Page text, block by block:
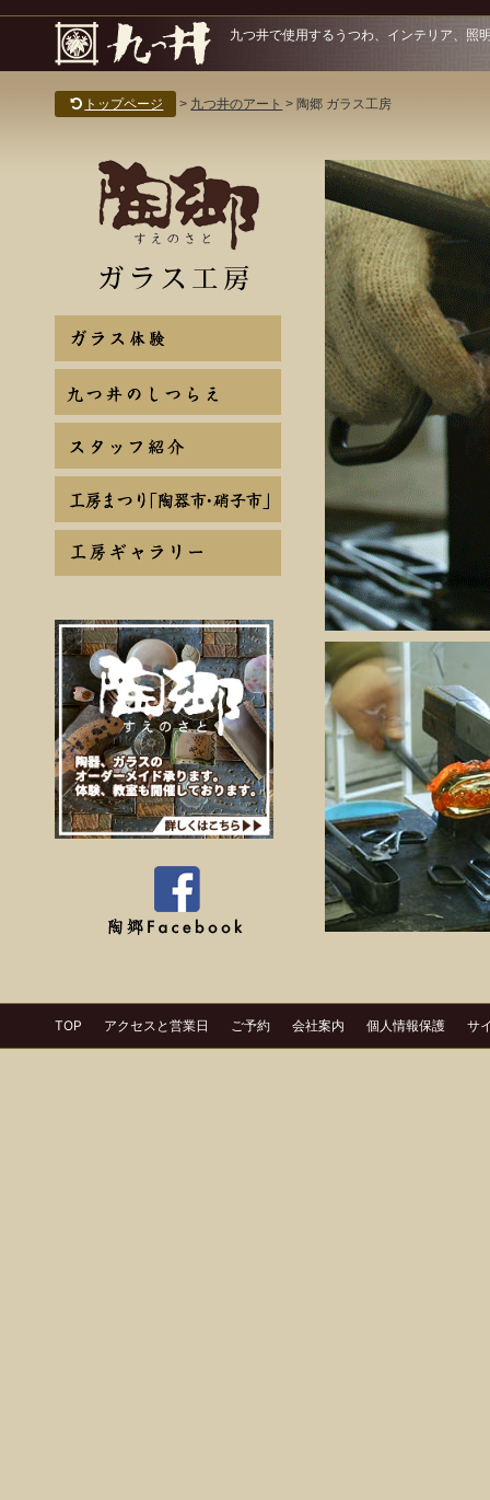
九つ井で使用するうつわ、インテリア、照
トップページ 九つ井のアート 陶郷 ガラス工房
TOP アクセスと営業日 ご予約 会社案内 個人情報保護 サ